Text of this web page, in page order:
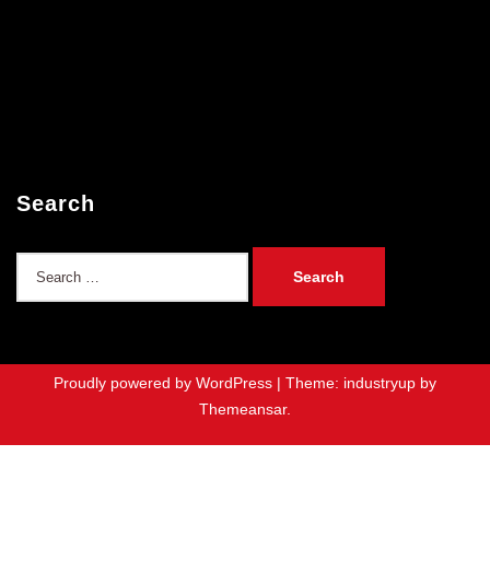
Search
Proudly powered by WordPress | Theme: industryup by
Themeansar.